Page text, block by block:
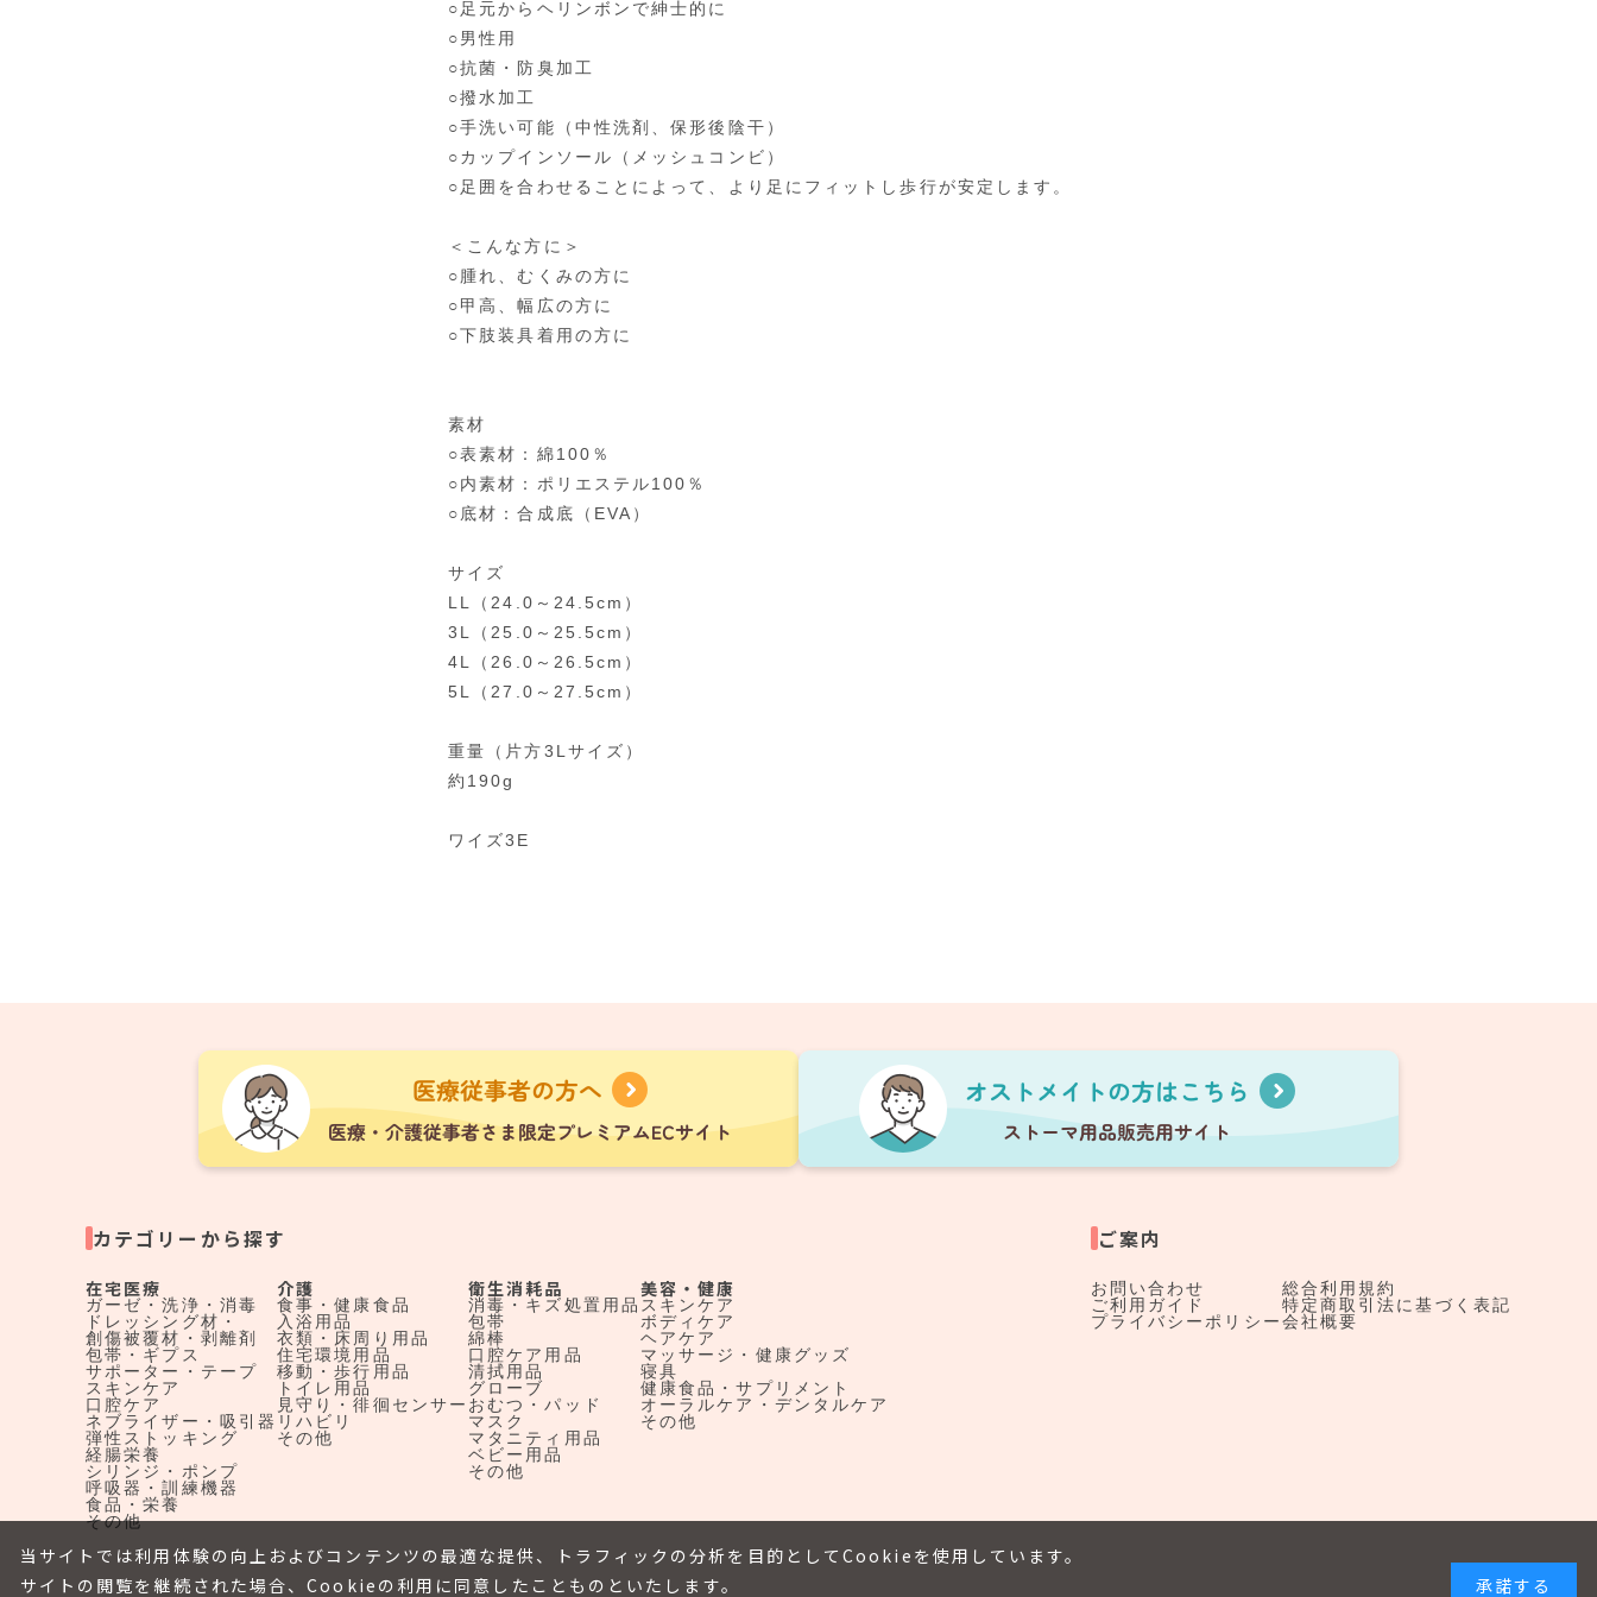
○足元からヘリンボンで紳士的に
○男性用
○抗菌・防臭加工
○撥水加工
○手洗い可能（中性洗剤、保形後陰干）
○カップインソール（メッシュコンビ）
○足囲を合わせることによって、より足にフィットし歩行が安定します。
＜こんな方に＞
○腫れ、むくみの方に
○甲高、幅広の方に
○下肢装具着用の方に
素材
○表素材：綿100％
○内素材：ポリエステル100％
○底材：合成底（EVA）
サイズ
LL（24.0～24.5cm）
3L（25.0～25.5cm）
4L（26.0～26.5cm）
5L（27.0～27.5cm）
重量（片方3Lサイズ）
約190g
ワイズ3E
カテゴリーから探す
在宅医療
ガーゼ・洗浄・消毒
ドレッシング材・
創傷被覆材・剥離剤
包帯・ギプス
サポーター・テープ
スキンケア
口腔ケア
ネブライザー・吸引器
弾性ストッキング
経腸栄養
シリンジ・ポンプ
呼吸器・訓練機器
食品・栄養
その他
介護
食事・健康食品
入浴用品
衣類・床周り用品
住宅環境用品
移動・歩行用品
トイレ用品
見守り・徘徊センサー
リハビリ
その他
衛生消耗品
消毒・キズ処置用品
包帯
綿棒
口腔ケア用品
清拭用品
グローブ
おむつ・パッド
マスク
マタニティ用品
ベビー用品
その他
美容・健康
スキンケア
ボディケア
ヘアケア
マッサージ・健康グッズ
寝具
健康食品・サプリメント
オーラルケア・デンタルケア
その他
ご案内
お問い合わせ
ご利用ガイド
プライバシーポリシー
総合利用規約
特定商取引法に基づく表記
会社概要
当サイトでは利用体験の向上およびコンテンツの最適な提供、トラフィックの分析を目的としてCookieを使用しています。
サイトの閲覧を継続された場合、Cookieの利用に同意したことものといたします。
承諾する